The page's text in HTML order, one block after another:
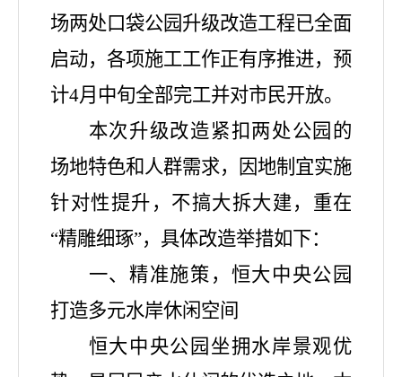
场两处口袋公园升级改造工程已全面
启动，各项施工工作正有序推进，预
计4月中旬全部完工并对市民开放。
本次升级改造紧扣两处公园的
场地特色和人群需求，因地制宜实施
针对性提升，不搞大拆大建，重在
“精雕细琢”，具体改造举措如下：
一、精准施策，恒大中央公园
打造多元水岸休闲空间
恒大中央公园坐拥水岸景观优